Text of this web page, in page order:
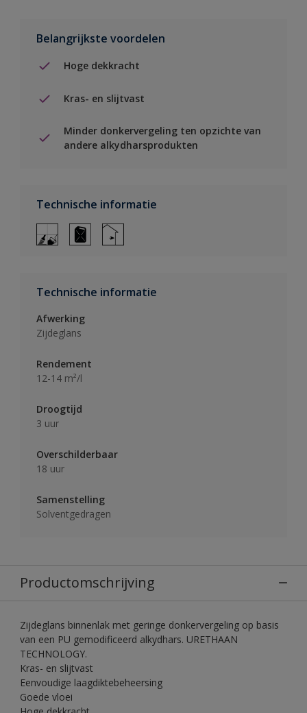
Belangrijkste voordelen
Hoge dekkracht
Kras- en slijtvast
Minder donkervergeling ten opzichte van
andere alkydharsprodukten
Technische informatie
Technische informatie
Afwerking
Zijdeglans
Rendement
12-14 m²/l
Droogtijd
3 uur
Overschilderbaar
18 uur
Samenstelling
Solventgedragen
Productomschrijving
Zijdeglans binnenlak met geringe donkervergeling op basis
van een PU gemodificeerd alkydhars. URETHAAN
TECHNOLOGY.
Kras- en slijtvast
Eenvoudige laagdiktebeheersing
Goede vloei